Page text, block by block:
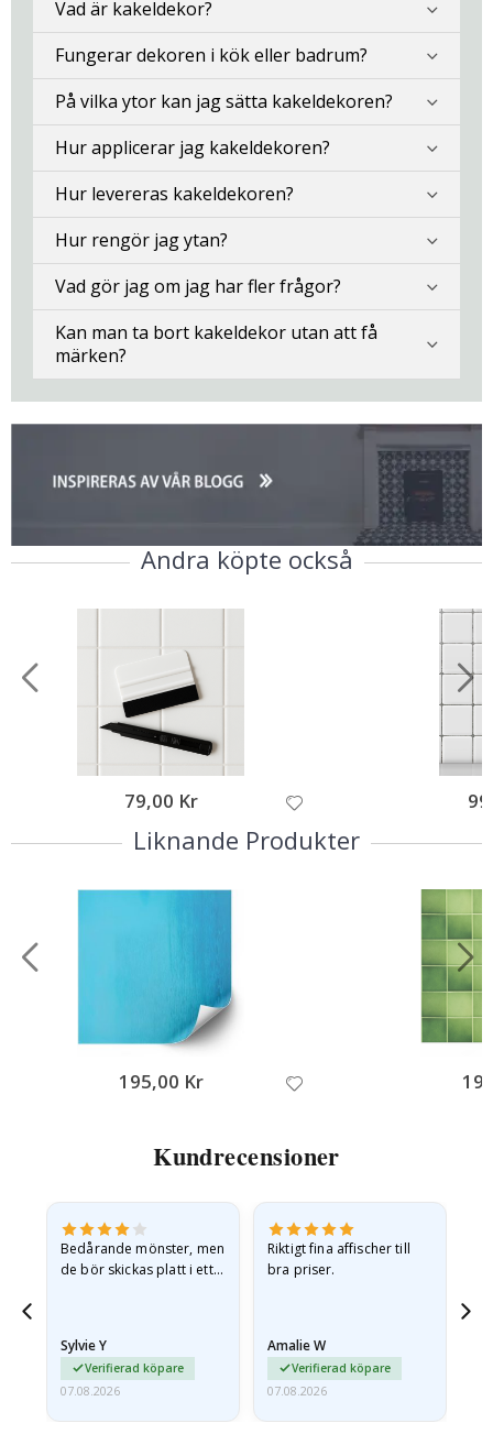
Vad är kakeldekor?
Fungerar dekoren i kök eller badrum?
På vilka ytor kan jag sätta kakeldekoren?
Hur applicerar jag kakeldekoren?
Hur levereras kakeldekoren?
Hur rengör jag ytan?
Vad gör jag om jag har fler frågor?
Kan man ta bort kakeldekor utan att få
märken?
Andra köpte också
79,00 Kr
Liknande Produkter
195,00 Kr
Kundrecensioner
Bedårande mönster, men
de bör skickas platt i ett
Sylvie Y
Verifierad köpare
07.08.2026
Riktigt fina affischer till
bra priser.
Amalie W
Verifierad köpare
07.08.2026